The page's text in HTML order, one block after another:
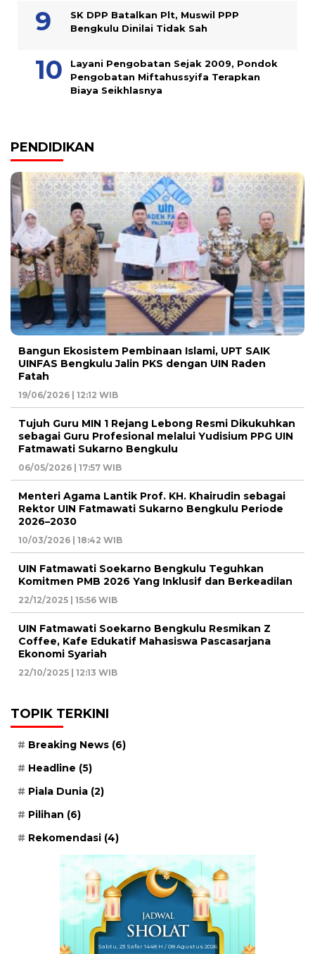
SK DPP Batalkan Plt, Muswil PPP
Bengkulu Dinilai Tidak Sah
Layani Pengobatan Sejak 2009, Pondok
Pengobatan Miftahussyifa Terapkan
Biaya Seikhlasnya
PENDIDIKAN
Bangun Ekosistem Pembinaan Islami, UPT SAIK
UINFAS Bengkulu Jalin PKS dengan UIN Raden
Fatah
19/06/2026 | 12:12 WIB
Tujuh Guru MIN 1 Rejang Lebong Resmi Dikukuhkan
sebagai Guru Profesional melalui Yudisium PPG UIN
Fatmawati Sukarno Bengkulu
06/05/2026 | 17:57 WIB
Menteri Agama Lantik Prof. KH. Khairudin sebagai
Rektor UIN Fatmawati Sukarno Bengkulu Periode
2026–2030
10/03/2026 | 18:42 WIB
UIN Fatmawati Soekarno Bengkulu Teguhkan
Komitmen PMB 2026 Yang Inklusif dan Berkeadilan
22/12/2025 | 15:56 WIB
UIN Fatmawati Soekarno Bengkulu Resmikan Z
Coffee, Kafe Edukatif Mahasiswa Pascasarjana
Ekonomi Syariah
22/10/2025 | 12:13 WIB
TOPIK TERKINI
Breaking News (6)
Headline (5)
Piala Dunia (2)
Pilihan (6)
Rekomendasi (4)
Sabtu, 23 Safar 1448 H / 08 Agustus 2026